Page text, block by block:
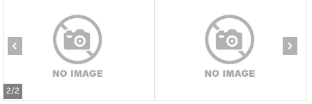
2/2
‹ ›